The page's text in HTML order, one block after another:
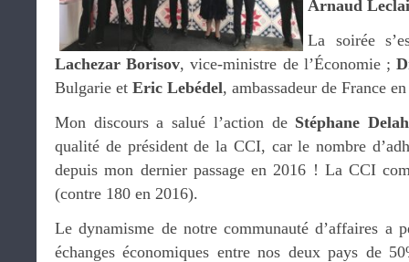
Arnaud
La soirée
Lachezar Borisov, vice-ministre de l’Économie ;
Bulgarie et Eric Lebédel, ambassadeur de France
Mon discours a salué l’action de Stéphane
qualité de président de la CCI, car le nombre
depuis mon dernier passage en 2016 ! La CCI
(contre 180 en 2016).
Le dynamisme de notre communauté d’affaires a
échanges économiques entre nos deux pays de